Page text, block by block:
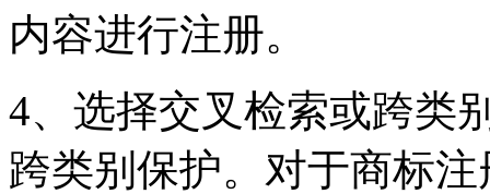
内容进行注册。
4、选择交叉检索或跨类
跨类别保护。对于商标